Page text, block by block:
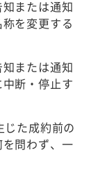
または通知
を変更する
または通知
断・停止す
た成約前の
問わず、一